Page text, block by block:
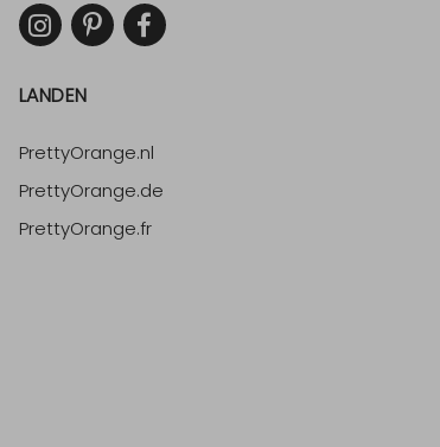
LANDEN
PrettyOrange.nl
PrettyOrange.de
PrettyOrange.fr